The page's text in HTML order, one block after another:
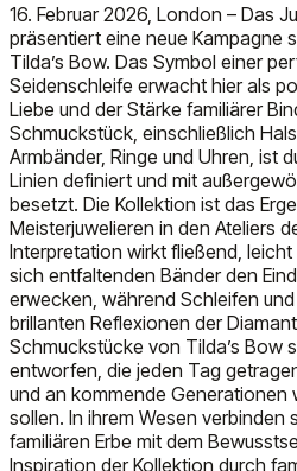
16. Februar 2026, London – Das
präsentiert eine neue Kampagne
Tilda’s Bow. Das Symbol einer
Seidenschleife erwacht hier als
Liebe und der Stärke familiärer
Schmuckstück, einschließlich
Armbänder, Ringe und Uhren, ist
Linien definiert und mit
besetzt. Die Kollektion ist das
Meisterjuwelieren in den Ateliers
Interpretation wirkt fließend,
sich entfaltenden Bänder den
erwecken, während Schleifen
brillanten Reflexionen der
Schmuckstücke von Tilda’s Bow
entworfen, die jeden Tag
und an kommende Generationen
sollen. In ihrem Wesen verbinden
familiären Erbe mit dem
Inspiration der Kollektion durch